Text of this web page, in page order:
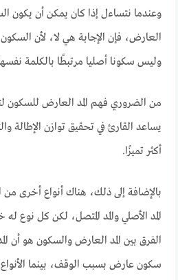
وعندما نتساءل إذا كان يمكن أن يكون
العارض، فإن الإجابة هي لا، لأن
وليس سكونا أصليا مرتبطًا بالكلمة
من الضروري فهم المد العارض للسكون
يساعد القارئ في تحقيق توازن الإطالة
أكثر تميزًا.
بالإضافة إلى ذلك، هناك أنواع أخرى من
المد الأصلي والمد المتصل، لكن كل نوع
الفرق بين المد العارض والسكون هو أن
سكون عارض بسبب الوقف، بينما